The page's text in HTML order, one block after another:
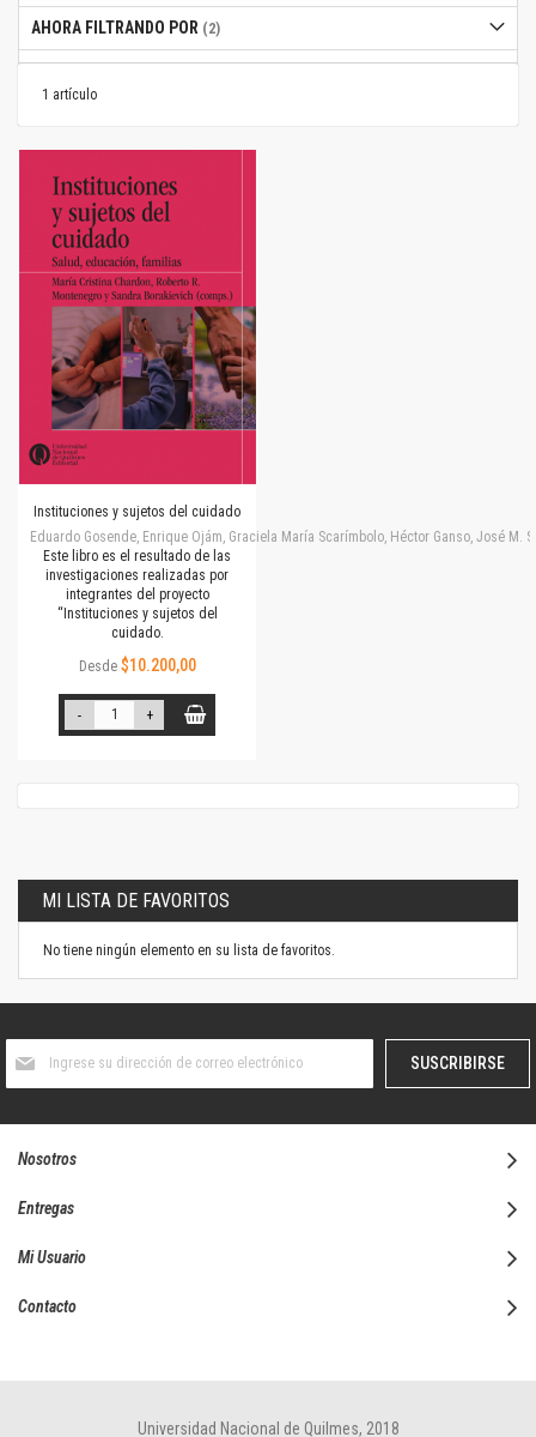
1 artículo
Instituciones y sujetos del cuidado
Eduardo Gosende, Enrique Ojám, Graciela María Scarímbolo, Héctor Ganso, José
Este libro es el resultado de las
investigaciones realizadas por
integrantes del proyecto
“Instituciones y sujetos del
cuidado.
Desde $10.200,00
- +
AHORA FILTRANDO POR
MI LISTA DE FAVORITOS
No tiene ningún elemento en su lista de favoritos.
boletín
SUSCRIBIRSE
Nosotros
Entregas
Mi Usuario
Contacto
Universidad Nacional de Quilmes, 2018